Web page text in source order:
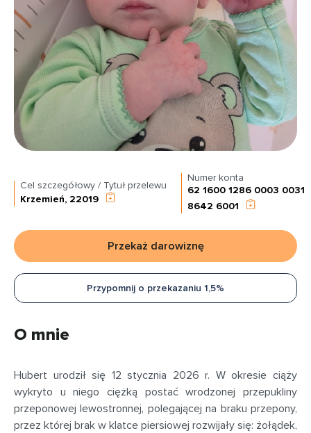
Cel szczegółowy / Tytuł przelewu
Krzemień, 22019
Numer konta
62 1600 1286 0003 0031
8642 6001
Przekaż darowiznę
Przypomnij o przekazaniu 1,5%
O mnie
Hubert urodził się 12 stycznia 2026 r. W okresie ciąży
wykryto u niego ciężką postać wrodzonej przepukliny
przeponowej lewostronnej, polegającej na braku przepony,
przez której brak w klatce piersiowej rozwijały się: żołądek,